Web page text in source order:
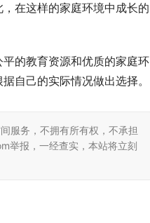
在这样的家庭环境中成长的
的教育资源和优质的家庭环
自己的实际情况做出选择。
服务，不拥有所有权，不承担
举报，一经查实，本站将立刻